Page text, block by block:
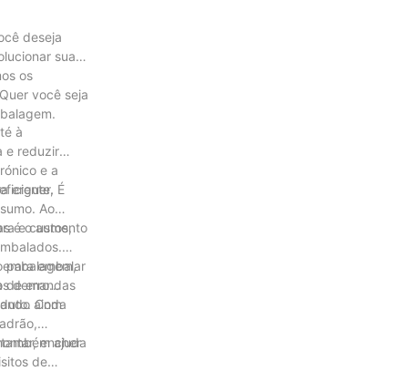
deseja
sua
os
você seja
à
e reduzir
e a
É
erguer,
Ao
e custos,
é o aumento
para embalar
demandas
de erro
ainda
Com
ajuda
encher
de